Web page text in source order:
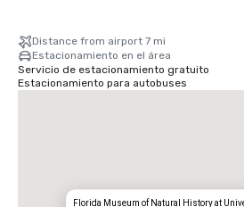
Distance from airport 7 mi
Estacionamiento en el área
Servicio de estacionamiento gratuito
Estacionamiento para autobuses
Florida Museum of Natural History at